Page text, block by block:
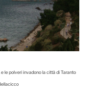
le polveri invadono la città di Taranto